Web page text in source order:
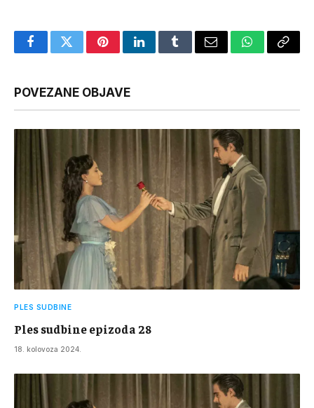
FacebookTwitterPinterestLinkedInTumblrEmail WhatsApp
Copy
POVEZANE OBJAVE
PLES SUDBINE
Ples sudbine epizoda 28
18. kolovoza 2024.